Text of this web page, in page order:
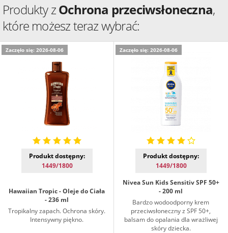
Produkty zOchrona przeciwsłoneczna,
które możesz teraz wybrać:
Zaczęło się: 2026-08-06
Produkt dostępny:
1449/1800
Hawaiian Tropic - Oleje do Ciała
- 236 ml
Tropikalny zapach. Ochrona skóry.
Intensywny piękno.
Zaczęło się: 2026-08-06
Produkt dostępny:
1449/1800
Nivea Sun Kids Sensitiv SPF 50+
- 200 ml
Bardzo wodoodporny krem
przeciwsłoneczny z SPF 50+,
balsam do opalania dla wrażliwej
skóry dziecka.